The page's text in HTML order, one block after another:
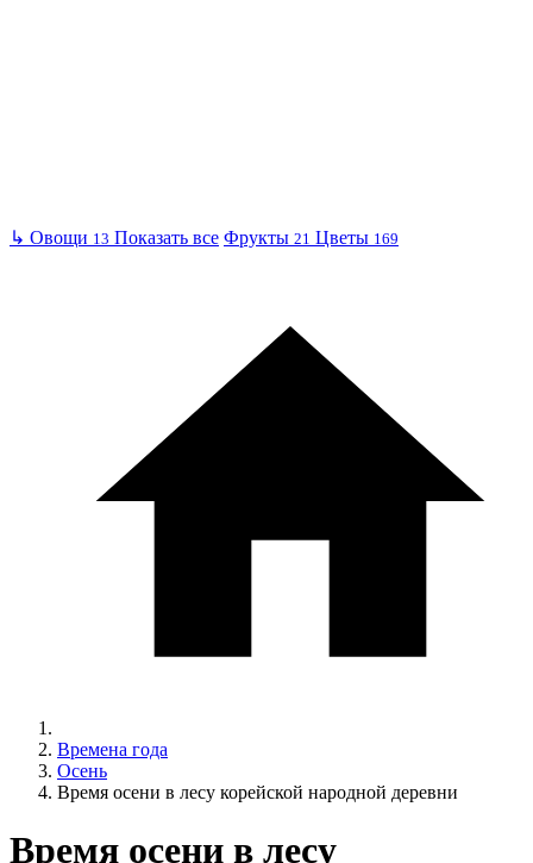
↳ Овощи 13 Показать все Фрукты 21 Цветы 169
Времена года
Осень
Время осени в лесу корейской народной деревни
Время осени в лесу